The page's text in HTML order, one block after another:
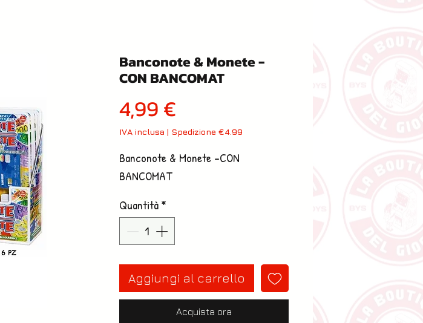
Banconote & Monete -
CON BANCOMAT
4,99 €
IVA inclusa | Spedizione €4.99
Banconote & Monete -CON
BANCOMAT
Quantità*
Aggiungi al carrello
Acquista ora